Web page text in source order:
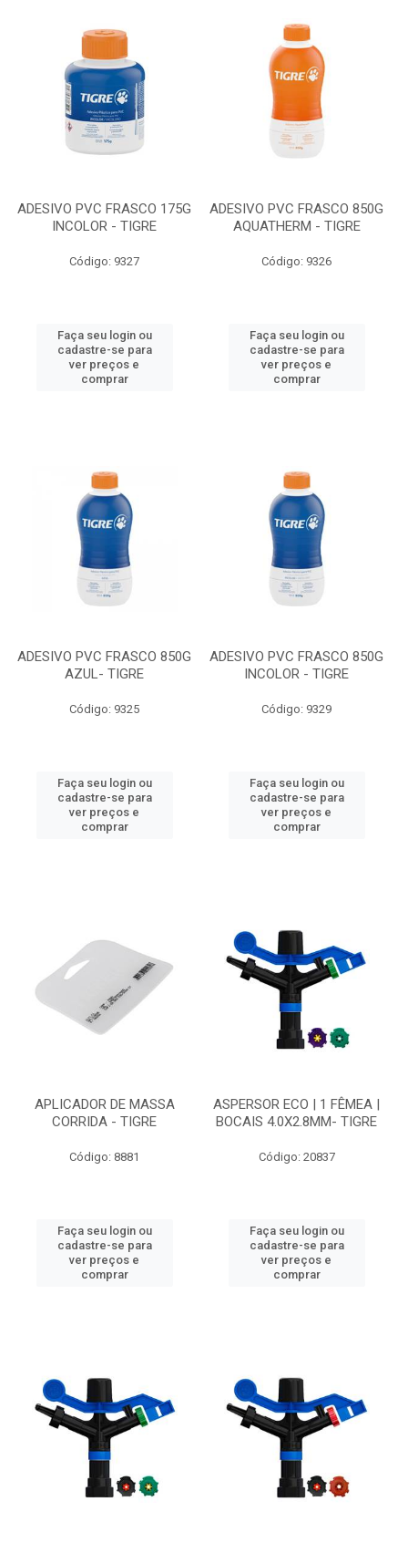
ADESIVO PVC FRASCO 175G
INCOLOR - TIGRE
Código: 9327
Faça seu login ou
cadastre-se para
ver preços e
comprar
ADESIVO PVC FRASCO 850G
AQUATHERM - TIGRE
Código: 9326
Faça seu login ou
cadastre-se para
ver preços e
comprar
ADESIVO PVC FRASCO 850G
AZUL- TIGRE
Código: 9325
Faça seu login ou
cadastre-se para
ver preços e
comprar
ADESIVO PVC FRASCO 850G
INCOLOR - TIGRE
Código: 9329
Faça seu login ou
cadastre-se para
ver preços e
comprar
APLICADOR DE MASSA
CORRIDA - TIGRE
Código: 8881
Faça seu login ou
cadastre-se para
ver preços e
comprar
ASPERSOR ECO | 1 FÊMEA |
BOCAIS 4.0X2.8MM- TIGRE
Código: 20837
Faça seu login ou
cadastre-se para
ver preços e
comprar